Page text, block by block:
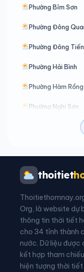
Phường Bỉm Sơn
Phường Đông
Phường Đông Tiến
Phường Hải Bình
Phường Hàm Rồng
Phường Nghi Sơn
Phường Nguyệt
Phường Tân Dân
Phường Trúc Lâm
Xã Ba Đình
Xã Bát Mọt
Xã Các Sơn
Xã Cẩm Thạch
thoitiet
Org, là website dự
thông tin thời tiết
cho 34 tỉnh thành
nước. Dữ liệu
kết hợp tham
hiện tượng thời tiết